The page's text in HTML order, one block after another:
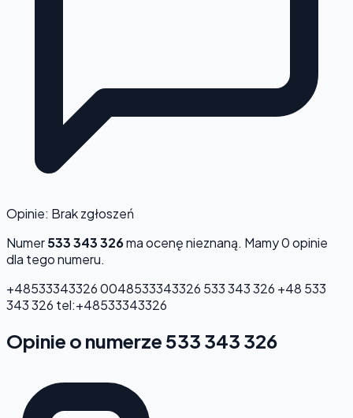
Opinie: Brak zgłoszeń
Numer533 343 326ma ocenęnieznaną. Mamy 0 opinie
dla tego numeru.
+485333433260048533343326 533 343 326 +48 533
343 326 tel:+48533343326
Opinie o numerze 533 343 326